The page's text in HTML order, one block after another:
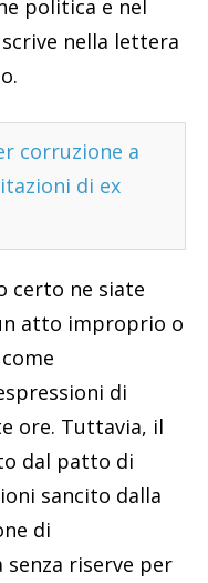
politica e nel
nella lettera
corruzione a
di ex
certo ne siate
atto improprio o
di
ore. Tuttavia, il
dal patto di
sancito dalla
di
riserve per